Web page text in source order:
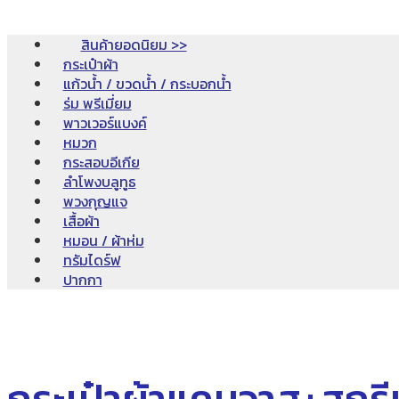
สินค้ายอดนิยม >>
กระเป๋าผ้า
แก้วน้ำ / ขวดน้ำ / กระบอกน้ำ
ร่ม พรีเมี่ยม
พาวเวอร์แบงค์
หมวก
กระสอบอีเกีย
ลำโพงบลูทูธ
พวงกุญแจ
เสื้อผ้า
หมอน / ผ้าห่ม
ทรัมไดร์ฟ
ปากกา